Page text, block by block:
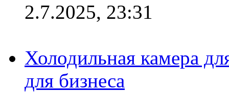
2.7.2025, 23:31
Холодильная камера
для бизнеса